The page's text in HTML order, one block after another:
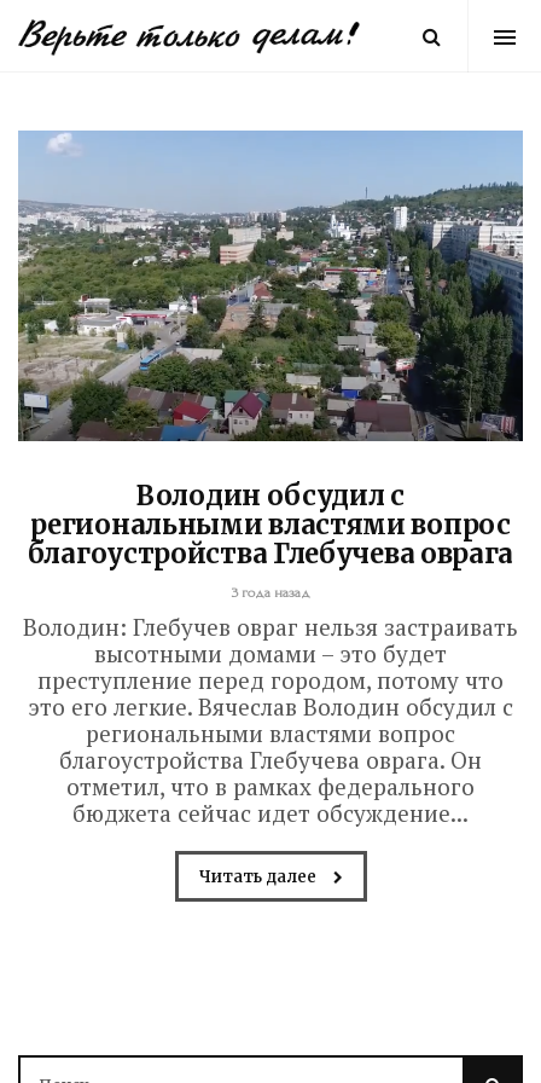
Володин обсудил с
региональными властями вопрос
благоустройства Глебучева оврага
3 года назад
Володин: Глебучев овраг нельзя застраивать
высотными домами – это будет
преступление перед городом, потому что
это его легкие. Вячеслав Володин обсудил с
региональными властями вопрос
благоустройства Глебучева оврага. Он
отметил, что в рамках федерального
бюджета сейчас идет обсуждение...
Читать далее